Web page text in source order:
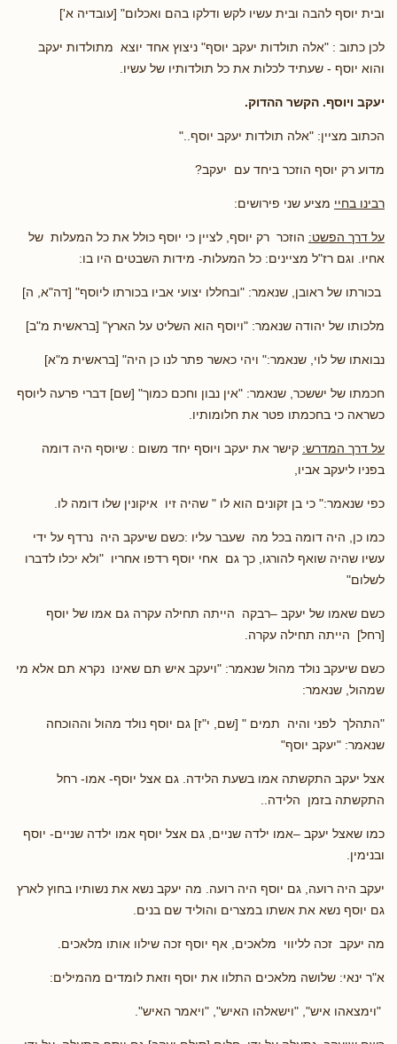
ובית יוסף להבה ובית עשיו לקש ודלקו בהם ואכלום" [עובדיה א']
לכן כתוב : "אלה תולדות יעקב יוסף" ניצוץ אחד יוצא מתולדות יעקב
והוא יוסף - שעתיד לכלות את כל תולדותיו של עשיו.
יעקב ויוסף. הקשר ההדוק.
הכתוב מציין: "אלה תולדות יעקב יוסף.."
מדוע רק יוסף הוזכר ביחד עם יעקב?
רבינו בחיי מציע שני פירושים:
על דרך הפשט: הוזכר רק יוסף, לציין כי יוסף כולל את כל המעלות של
אחיו. וגם רז"ל מציינים: כל המעלות- מידות השבטים היו בו:
בכורתו של ראובן, שנאמר: "ובחללו יצועי אביו בכורתו ליוסף" [דה"א, ה]
מלכותו של יהודה שנאמר: "ויוסף הוא השליט על הארץ" [בראשית מ"ב]
נבואתו של לוי, שנאמר:" ויהי כאשר פתר לנו כן היה" [בראשית מ"א]
חכמתו של יששכר, שנאמר: "אין נבון וחכם כמוך" [שם] דברי פרעה ליוסף
כשראה כי בחכמתו פטר את חלומותיו.
על דרך המדרש: קישר את יעקב ויוסף יחד משום : שיוסף היה דומה
בפניו ליעקב אביו,
כפי שנאמר:" כי בן זקונים הוא לו " שהיה זיו איקונין שלו דומה לו.
כמו כן, היה דומה בכל מה שעבר עליו :כשם שיעקב היה נרדף על ידי
עשיו שהיה שואף להורגו, כך גם אחי יוסף רדפו אחריו "ולא יכלו לדברו
לשלום"
כשם שאמו של יעקב –רבקה הייתה תחילה עקרה גם אמו של יוסף
[רחל] הייתה תחילה עקרה.
כשם שיעקב נולד מהול שנאמר: "ויעקב איש תם שאינו נקרא תם אלא מי
שמהול, שנאמר:
"התהלך לפני והיה תמים " [שם, י"ז] גם יוסף נולד מהול וההוכחה
שנאמר: "יעקב יוסף"
אצל יעקב התקשתה אמו בשעת הלידה. גם אצל יוסף- אמו- רחל
התקשתה בזמן הלידה..
כמו שאצל יעקב –אמו ילדה שניים, גם אצל יוסף אמו ילדה שניים- יוסף
ובנימין.
יעקב היה רועה, גם יוסף היה רועה. מה יעקב נשא את נשותיו בחוץ לארץ
גם יוסף נשא את אשתו במצרים והוליד שם בנים.
מה יעקב זכה לליווי מלאכים, אף יוסף זכה שילוו אותו מלאכים.
א"ר ינאי: שלושה מלאכים התלוו את יוסף וזאת לומדים מהמילים:
"וימצאהו איש", "וישאלהו האיש", "ויאמר האיש".